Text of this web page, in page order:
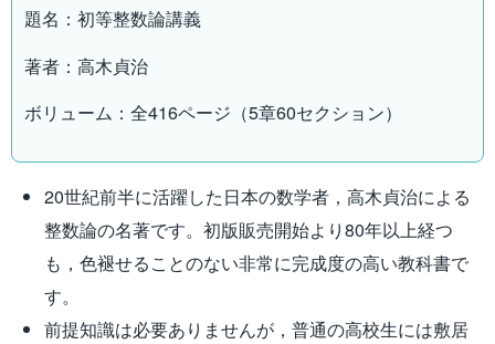
題名：初等整数論講義
著者：高木貞治
ボリューム：全416ページ（5章60セクション）
20世紀前半に活躍した日本の数学者，高木貞治による
整数論の名著です。初版販売開始より80年以上経つ
も，色褪せることのない非常に完成度の高い教科書で
す。
前提知識は必要ありませんが，普通の高校生には敷居